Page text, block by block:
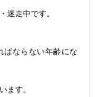
迷走中です。
ばならない年齢にな
ます。